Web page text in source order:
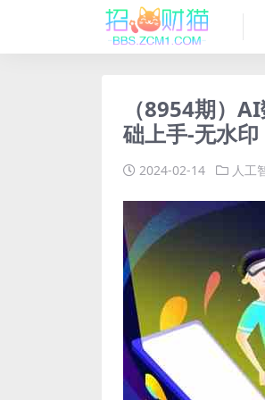
（8954期）
础上手-无水印
2024-02-14 人工